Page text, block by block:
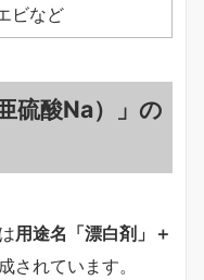
ビなど
硫酸Na）」の
用途名「漂白剤」＋
されています。